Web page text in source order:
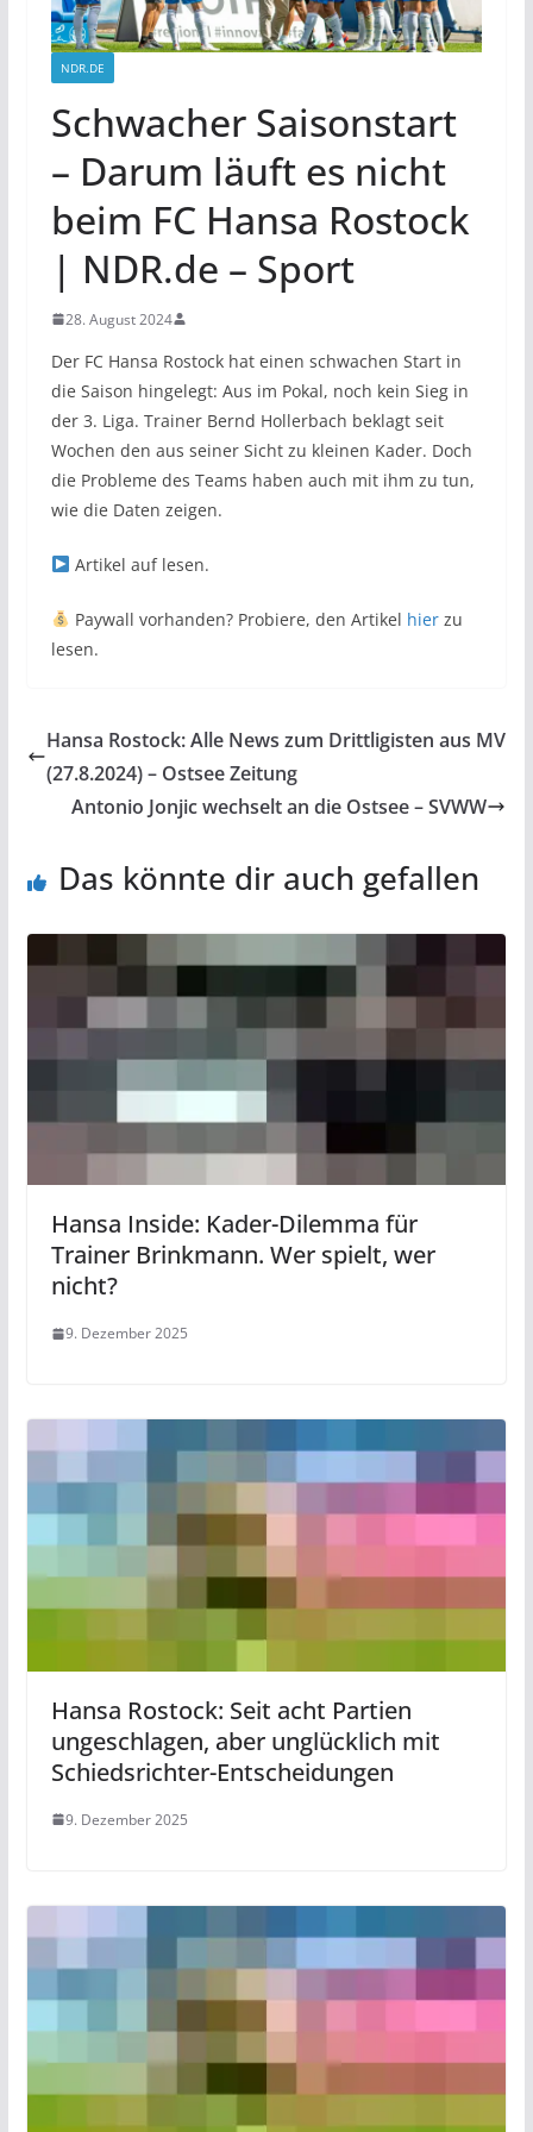
NDR.DE
Schwacher Saisonstart
– Darum läuft es nicht
beim FC Hansa Rostock
| NDR.de – Sport
28. August 2024
Der FC Hansa Rostock hat einen schwachen Start in
die Saison hingelegt: Aus im Pokal, noch kein Sieg in
der 3. Liga. Trainer Bernd Hollerbach beklagt seit
Wochen den aus seiner Sicht zu kleinen Kader. Doch
die Probleme des Teams haben auch mit ihm zu tun,
wie die Daten zeigen.
Artikel auf lesen.
Paywall vorhanden? Probiere, den Artikel hierzu
lesen.
Hansa Rostock: Alle News zum Drittligisten aus MV
(27.8.2024) – Ostsee Zeitung
Antonio Jonjic wechselt an die Ostsee – SVWW
Das könnte dir auch gefallen
Hansa Inside: Kader-Dilemma für
Trainer Brinkmann. Wer spielt, wer
nicht?
9. Dezember 2025
Hansa Rostock: Seit acht Partien
ungeschlagen, aber unglücklich mit
Schiedsrichter-Entscheidungen
9. Dezember 2025